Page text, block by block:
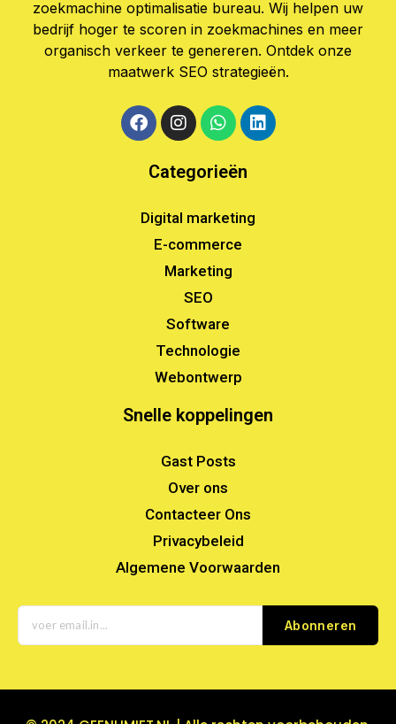
zoekmachine optimalisatie bureau. Wij helpen uw
bedrijf hoger te scoren in zoekmachines en meer
organisch verkeer te genereren. Ontdek onze
maatwerk SEO strategieën.
Categorieën
Digital marketing
E-commerce
Marketing
SEO
Software
Technologie
Webontwerp
Snelle koppelingen
Gast Posts
Over ons
Contacteer Ons
Privacybeleid
Algemene Voorwaarden
Abonneren